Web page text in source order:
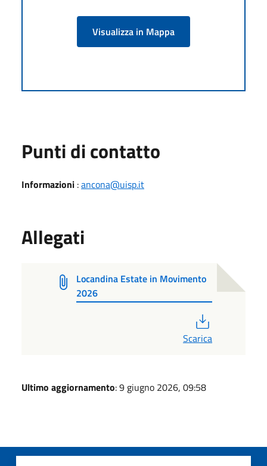
Visualizza in Mappa
Punti di contatto
Informazioni :ancona@uisp.it
Allegati
Locandina Estate in Movimento
2026
Scarica
Ultimo aggiornamento: 9 giugno 2026, 09:58